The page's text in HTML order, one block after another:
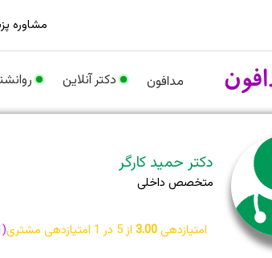
مشاوره
مدافون دکتر آنلاین
دکتر حمید کارگر
متخصص داخلی
امتیازدهی3.00از 5 در 1 امتیازدهی مشتری(